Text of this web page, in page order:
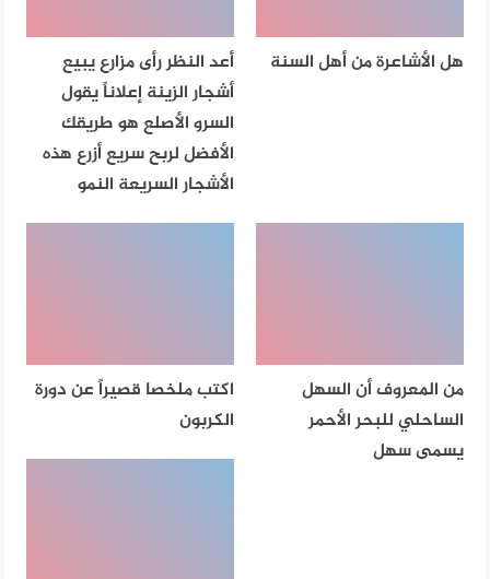
هل الأشاعرة من أهل السنة
أعد النظر رأى مزارع يبيع
أشجار الزينة إعلاناً يقول
السرو الأصلع هو طريقك
الأفضل لربح سريع أزرع هذه
الأشجار السريعة النمو
من المعروف أن السهل
الساحلي للبحر الأحمر
يسمى سهل
اكتب ملخصا قصيراً عن دورة
الكربون